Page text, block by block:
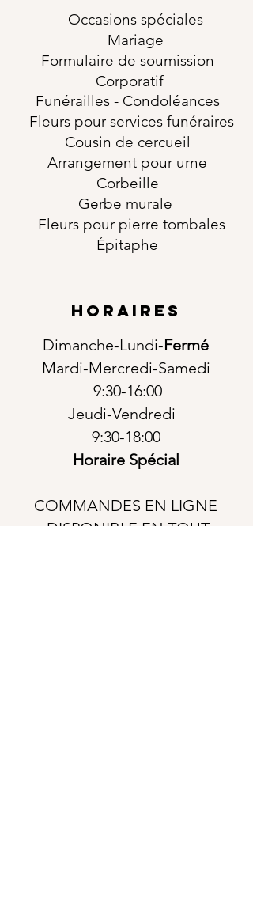
Occasions spéciales
Mariage
Formulaire de soumission
Corporatif
Funérailles- Condoléances
Fleurs pour services funéraires
Cousin de cercueil
Arrangement pour urne
Corbeille
Gerbe murale
Fleurs pour pierre tombales
Épitaphe
horaires
Dimanche-Lundi-Fermé
Mardi-Mercredi-Samedi
9:30-16:00
Jeudi-Vendredi
9:30-18:00
Horaire Spécial
COMMANDES EN LIGNE
DISPONIBLE EN TOUT